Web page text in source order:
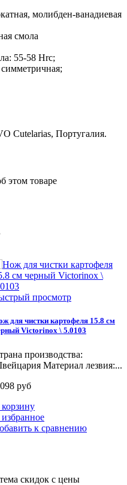
молибден-ванадиевая
смола
55-58 Hrc;
Cutelarias, Португалия.
этом товаре
просмотр
для чистки картофеля 15.8 см
Victorinox \ 5.0103
производства:
Материал лезвия:...
руб
к сравнению